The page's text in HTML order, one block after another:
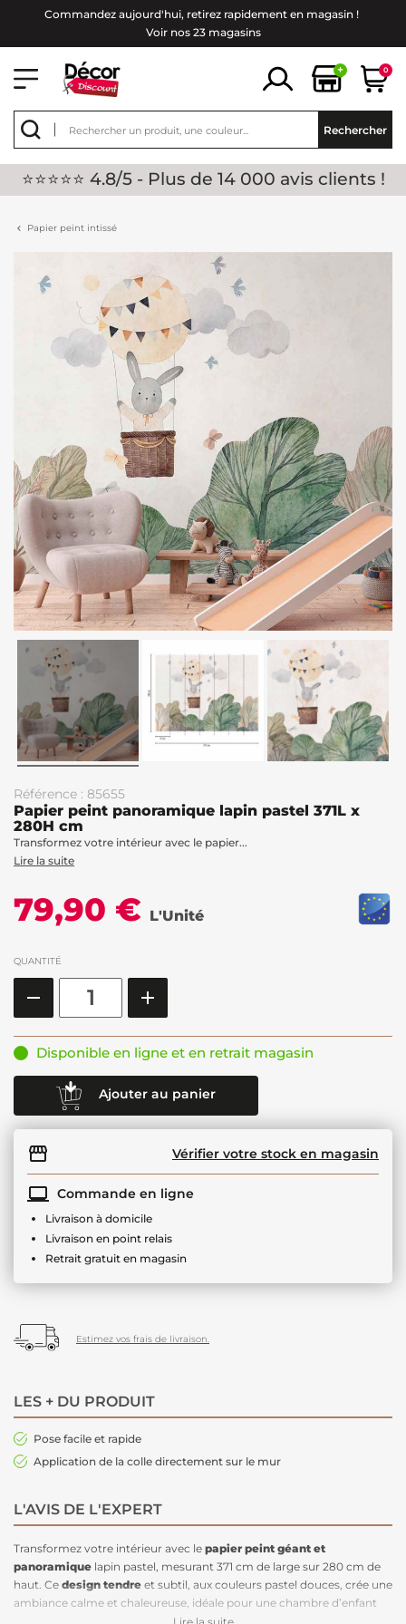
Commandez aujourd'hui, retirez rapidement en magasin !
Voir nos 23 magasins
+ 0
Rechercher
⭐⭐⭐⭐⭐ 4.8/5 - Plus de 14 000 avis clients !
Papier peint intissé
Référence : 85655
Papier peint panoramique lapin pastel 371L x
280H cm
Transformez votre intérieur avec le papier...
Lire la suite
79,90 € L'Unité
QUANTITÉ
Disponible en ligne et en retrait magasin
Ajouter au panier
Vérifier votre stock en magasin
Commande en ligne
Livraison à domicile
Livraison en point relais
Retrait gratuit en magasin
Estimez vos frais de livraison.
LES + DU PRODUIT
Pose facile et rapide
Application de la colle directement sur le mur
L'AVIS DE L'EXPERT
Transformez votre intérieur avec le papier peint géant et
panoramique lapin pastel, mesurant 371 cm de large sur 280 cm de
haut. Ce design tendre et subtil, aux couleurs pastel douces, crée une
ambiance calme et chaleureuse, idéale pour une chambre d’enfant
ou un espace de détente. Avec sapose facile et rapide